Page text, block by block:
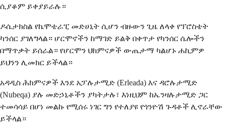
ሲያቆም ይቀያይራሉ።
ዶሴታክስል የኬሞቴራፒ መድሀኒት ሲሆን ብዙውን ጊዜ ለላቀ የፕሮስቴት
ካንሰር ያገለግላል። ሆርሞኖችን ከማገድ ይልቅ በቀጥታ የካንሰር ሴሎችን
በማጥቃት ይሰራል። የሆርሞን ህክምናዎች ውጤታማ ካልሆኑ ሐኪምዎ
ይህንን ሊመክር ይችላል።
አዳዲስ ሕክምናዎች እንደ አፓሉታሚድ (Erleada) እና ዳሮሉታሚድ
(Nubeqa) ያሉ መድኃኒቶችን ያካትታሉ፣ እነዚህም ከኤንዛሉታሚድ ጋር
ተመሳሳይ በሆነ መልኩ የሚሰሩ ነገር ግን የተለያዩ የጎንዮሽ ጉዳቶች ሊኖራቸው
ይችላል።